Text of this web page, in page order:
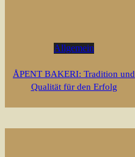
Allgemein
ÅPENT BAKERI: Tradition und
Qualität für den Erfolg